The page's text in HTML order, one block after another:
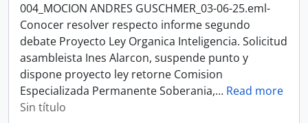
004_MOCION ANDRES GUSCHMER_03-06-25.eml-
Conocer resolver respecto informe segundo
debate Proyecto Ley Organica Inteligencia. Solicitud
asambleista Ines Alarcon, suspende punto y
dispone proyecto ley retorne Comision
Especializada Permanente Soberania,… Read more
Sin título